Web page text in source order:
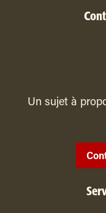
Un sujet à